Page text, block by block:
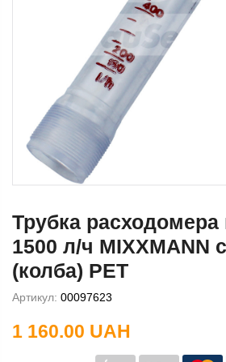
Трубка
1500 л/ч MIXXMANN
(колба) PET
Артикул: 00097623
1 160.00 UAH